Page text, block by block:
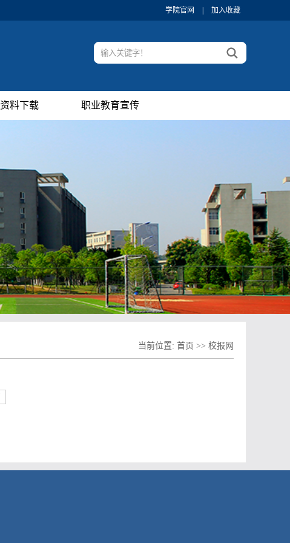
学院官网 加入收藏
资料下载 职业教育宣传
当前位置: 首页 >> 校报网